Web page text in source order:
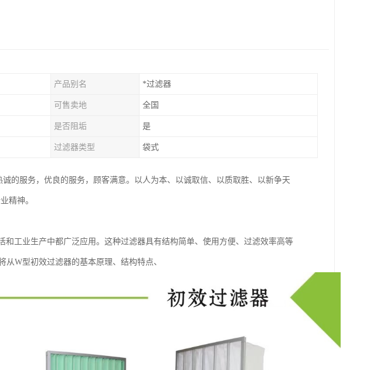
产品别名 *过滤器
可售卖地 全国
是否阻垢 是
过滤器类型 袋式
的服务，优良的服务，顾客满意。以人为本、以诚取信、以质取胜、以新争天
精神。
工业生产中都广泛应用。这种过滤器具有结构简单、使用方便、过滤效率高等
W型初效过滤器的基本原理、结构特点、